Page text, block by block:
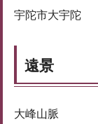
宇陀市大宇陀
遠景
大峰山脈